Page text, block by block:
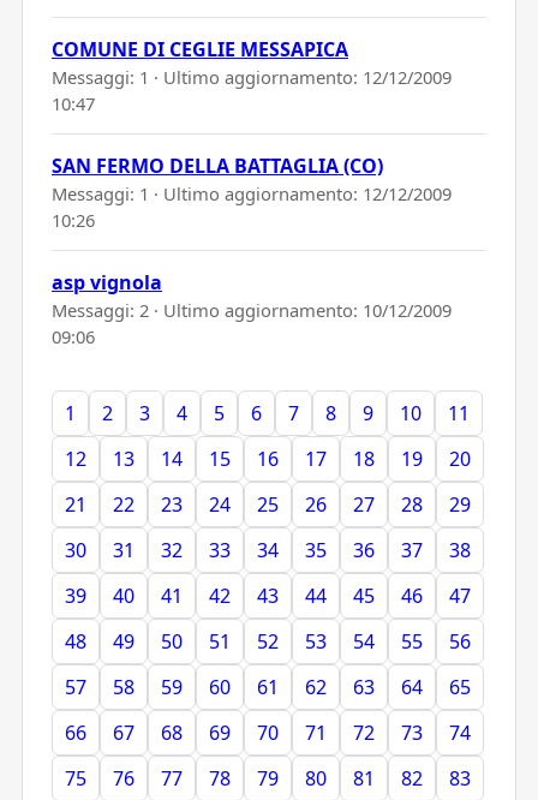
COMUNE DI CEGLIE MESSAPICA
Messaggi: 1 · Ultimo aggiornamento: 12/12/2009
10:47
SAN FERMO DELLA BATTAGLIA (CO)
Messaggi: 1 · Ultimo aggiornamento: 12/12/2009
10:26
asp vignola
Messaggi: 2 · Ultimo aggiornamento: 10/12/2009
09:06
1 2 3 4 5 6 7 8 9 10
11
12
13 14 15 16 17 18 19
20
21
22 23 24 25 26 27 28
29
30
31 32 33 34 35 36 37
38
39
40 41 42 43 44 45 46
47
48
49 50 51 52 53 54 55
56
57
58 59 60 61 62 63 64
65
66
67 68 69 70 71 72 73
74
75
76 77 78 79 80 81 82
83